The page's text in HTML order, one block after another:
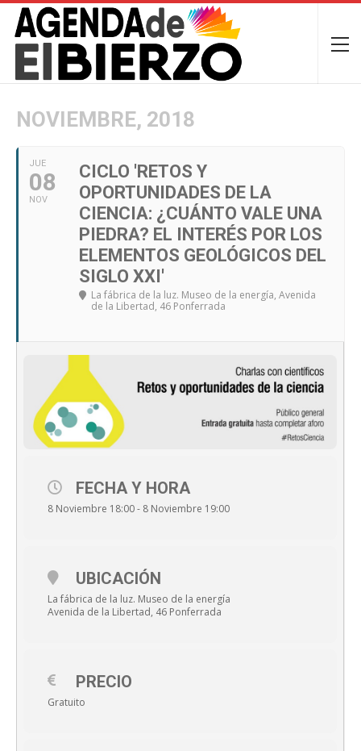
NOVIEMBRE, 2018
JUE
08
NOV
CICLO 'RETOS Y
OPORTUNIDADES DE LA
CIENCIA: ¿CUÁNTO VALE UNA
PIEDRA? EL INTERÉS POR LOS
ELEMENTOS GEOLÓGICOS DEL
SIGLO XXI'
La fábrica de la luz. Museo de la energía, Avenida
de la Libertad, 46 Ponferrada
FECHA Y HORA
8 Noviembre 18:00 - 8 Noviembre 19:00
UBICACIÓN
La fábrica de la luz. Museo de la energía
Avenida de la Libertad, 46 Ponferrada
PRECIO
Gratuito